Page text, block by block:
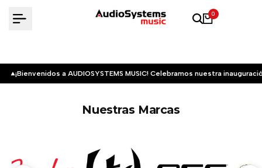
0
¡Bienvenidos a AUDIOSYSTEMS MUSIC! Celebramos nuestra
Nuestras Marcas